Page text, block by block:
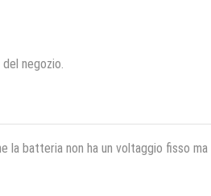
negozio.
batteria non ha un voltaggio fisso ma